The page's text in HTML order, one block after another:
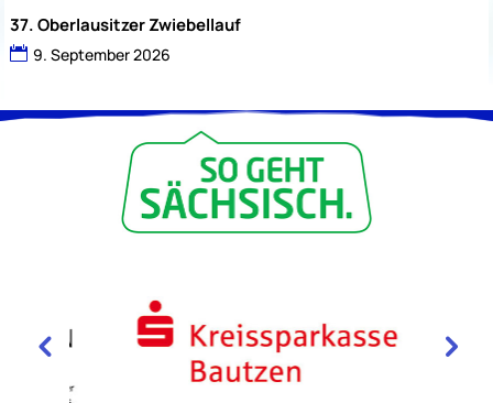
37. Oberlausitzer Zwiebellauf
9. September 2026